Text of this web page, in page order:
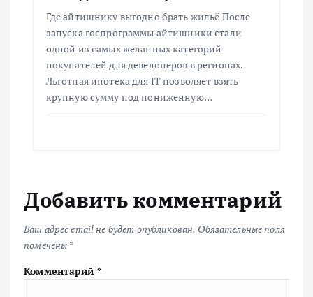
Где айтишнику выгодно брать жильё После
запуска госпрограммы айтишники стали
одной из самых желанных категорий
покупателей для девелоперов в регионах.
Льготная ипотека для IT позволяет взять
крупную сумму под пониженную…
Добавить комментарий
Ваш адрес email не будет опубликован. Обязательные поля
помечены *
Комментарий *